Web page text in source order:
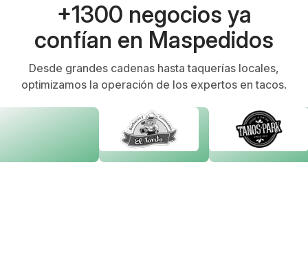
+1300 negocios ya
confían en Maspedidos
Desde grandes cadenas hasta taquerías locales,
optimizamos la operación de los expertos en tacos.